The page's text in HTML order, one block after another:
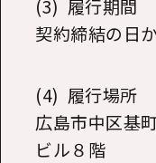
(3) 履行期間
契約締結の日
(4) 履行場所
広島市中区基
ビル８階